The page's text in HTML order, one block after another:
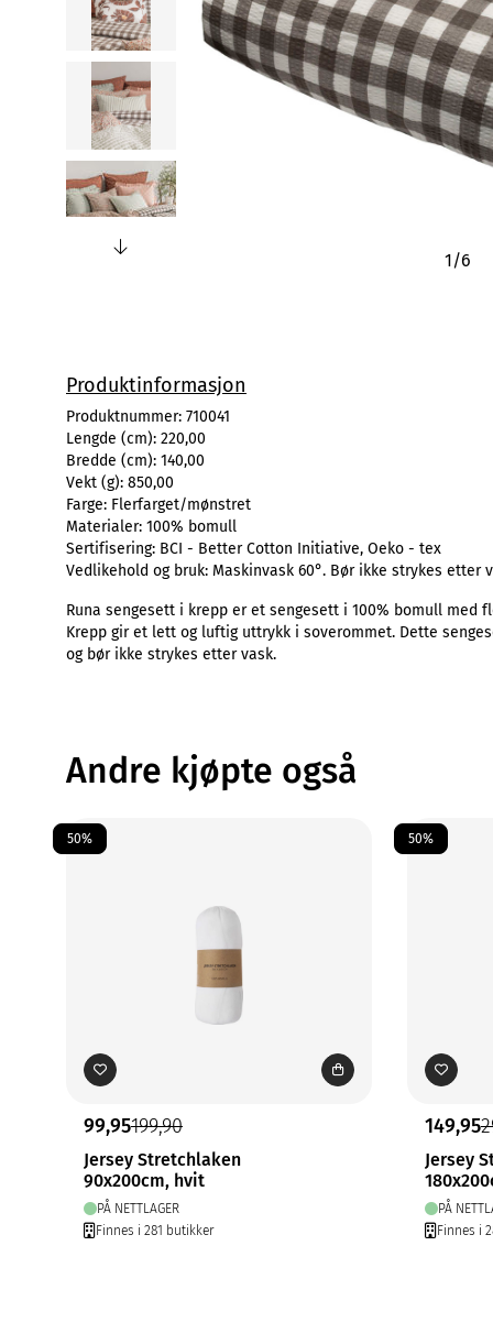
1/6
Produktinformasjon
Produktnummer: 710041
Lengde (cm): 220,00
Bredde (cm): 140,00
Vekt (g): 850,00
Farge: Flerfarget/mønstret
Materialer: 100% bomull
Sertifisering: BCI - Better Cotton Initiative, Oeko - tex
Vedlikehold og bruk: Maskinvask 60°. Bør ikke strykes etter
Runa sengesett i krepp er et sengesett i 100% bomull
Krepp gir et lett og luftig uttrykk i soverommet. Dette
og bør ikke strykes etter vask.
Andre kjøpte også
50%
99,95199,90
Jersey Stretchlaken
90x200cm, hvit
PÅ NETTLAGER
Finnes i 281 butikker
50%
149,95
Jersey
PÅ
Finnes i